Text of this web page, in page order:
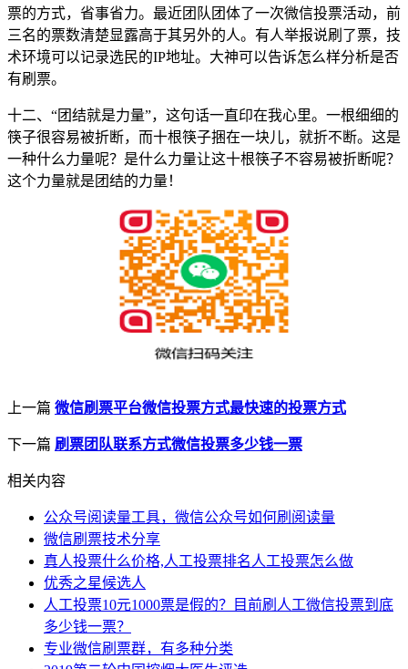
票的方式，省事省力。最近团队团体了一次微信投票活动，前
三名的票数清楚显露高于其另外的人。有人举报说刷了票，技
术环境可以记录选民的IP地址。大神可以告诉怎么样分析是否
有刷票。
十二、“团结就是力量”，这句话一直印在我心里。一根细细的
筷子很容易被折断，而十根筷子捆在一块儿，就折不断。这是
一种什么力量呢？是什么力量让这十根筷子不容易被折断呢？
这个力量就是团结的力量！
上一篇 微信刷票平台微信投票方式最快速的投票方式
下一篇 刷票团队联系方式微信投票多少钱一票
相关内容
公众号阅读量工具，微信公众号如何刷阅读量
微信刷票技术分享
真人投票什么价格,人工投票排名人工投票怎么做
优秀之星候选人
人工投票10元1000票是假的？目前刷人工微信投票到底
多少钱一票？
专业微信刷票群，有多种分类